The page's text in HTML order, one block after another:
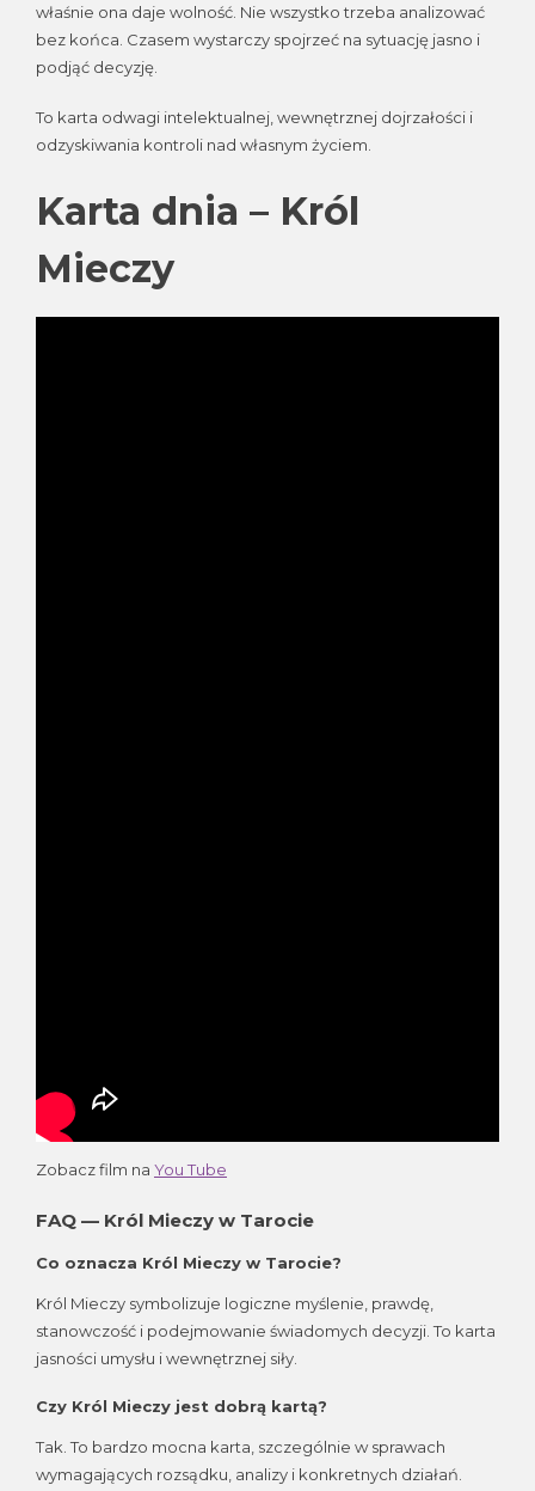
właśnie ona daje wolność. Nie wszystko trzeba analizować
bez końca. Czasem wystarczy spojrzeć na sytuację jasno i
podjąć decyzję.
To karta odwagi intelektualnej, wewnętrznej dojrzałości i
odzyskiwania kontroli nad własnym życiem.
Karta dnia – Król
Mieczy
Zobacz film na You Tube
FAQ — Król Mieczy w Tarocie
Co oznacza Król Mieczy w Tarocie?
Król Mieczy symbolizuje logiczne myślenie, prawdę,
stanowczość i podejmowanie świadomych decyzji. To karta
jasności umysłu i wewnętrznej siły.
Czy Król Mieczy jest dobrą kartą?
Tak. To bardzo mocna karta, szczególnie w sprawach
wymagających rozsądku, analizy i konkretnych działań.